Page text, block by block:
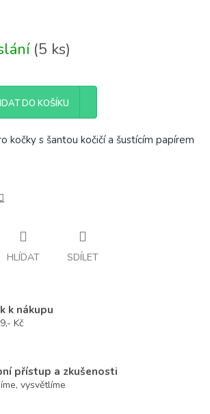
(5 ks)
DO KOŠÍKU
kočky s šantou kočičí a šustícím papírem
HLÍDAT SDÍLET
k nákupu
Kč
přístup a zkušenosti
vysvětlíme